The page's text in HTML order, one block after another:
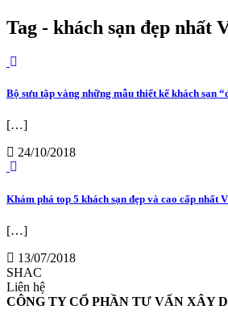
Tag - khách sạn đẹp nhất
Bộ sưu tập vàng những mẫu thiết kế khách sạn
[…]
24/10/2018
Khám phá top 5 khách sạn đẹp và cao cấp nhất
[…]
13/07/2018
SHAC
Liên hệ
CÔNG TY CỔ PHẦN TƯ VẤN XÂY